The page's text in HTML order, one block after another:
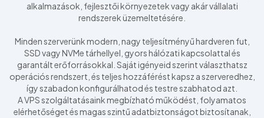
alkalmazások, fejlesztői környezetek vagy akár vállalati
rendszerek üzemeltetésére.
Minden szerverünk modern, nagy teljesítményű hardveren fut,
SSD vagy NVMe tárhellyel, gyors hálózati kapcsolattal és
garantált erőforrásokkal. Saját igényeid szerint választhatsz
operációs rendszert, és teljes hozzáférést kapsz a szerveredhez,
így szabadon konfigurálhatod és testre szabhatod azt.
A VPS szolgáltatásaink megbízható működést, folyamatos
elérhetőséget és magas szintű adatbiztonságot biztosítanak,